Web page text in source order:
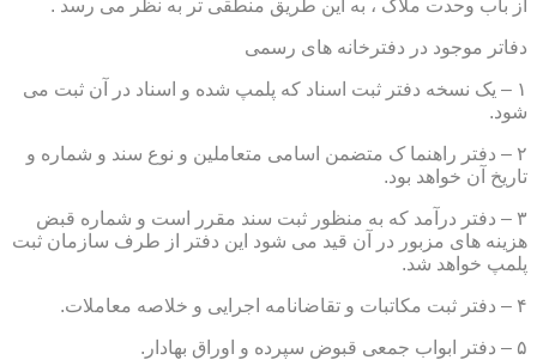
از باب وحدت ملاک ، به این طریق منطقی تر به نظر می رسد .
دفاتر موجود در دفترخانه های رسمی
۱ – یک نسخه دفتر ثبت اسناد که پلمپ شده و اسناد در آن ثبت می
شود.
۲ – دفتر راهنما ک متضمن اسامی متعاملین و نوع سند و شماره و
تاریخ آن خواهد بود.
۳ – دفتر درآمد که به منظور ثبت سند مقرر است و شماره قبض
هزینه های مزبور در آن قید می شود این دفتر از طرف سازمان ثبت
پلمپ خواهد شد.
۴ – دفتر ثبت مکاتبات و تقاضانامه اجرایی و خلاصه معاملات.
۵ – دفتر ابواب جمعی قبوض سپرده و اوراق بهادار.